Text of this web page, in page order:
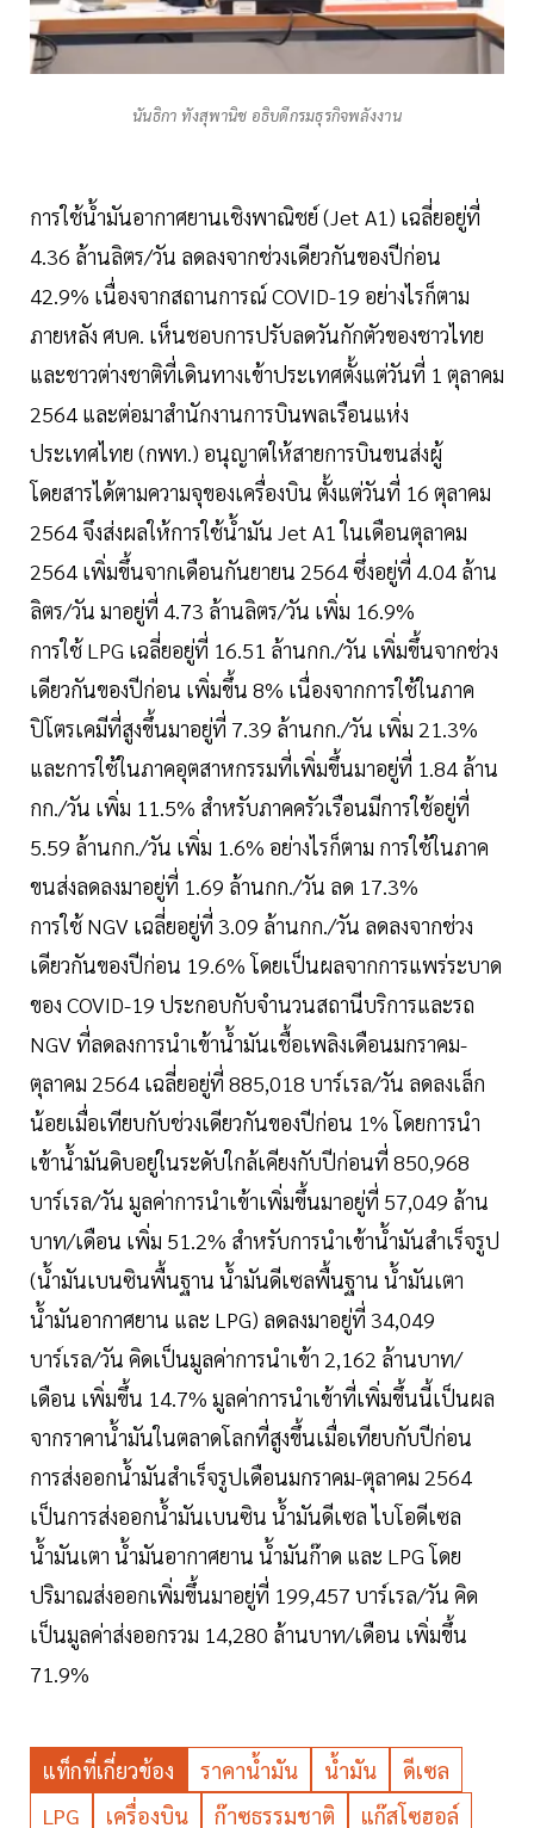
นันธิกา ทังสุพานิช อธิบดีกรมธุรกิจพลังงาน
การใช้น้ำมันอากาศยานเชิงพาณิชย์ (Jet A1) เฉลี่ยอยู่ที่
4.36 ล้านลิตร/วัน ลดลงจากช่วงเดียวกันของปีก่อน
42.9% เนื่องจากสถานการณ์ COVID-19 อย่างไรก็ตาม
ภายหลัง ศบค. เห็นชอบการปรับลดวันกักตัวของชาวไทย
และชาวต่างชาติที่เดินทางเข้าประเทศตั้งแต่วันที่ 1 ตุลาคม
2564 และต่อมาสำนักงานการบินพลเรือนแห่ง
ประเทศไทย (กพท.) อนุญาตให้สายการบินขนส่งผู้
โดยสารได้ตามความจุของเครื่องบิน ตั้งแต่วันที่ 16 ตุลาคม
2564 จึงส่งผลให้การใช้น้ำมัน Jet A1 ในเดือนตุลาคม
2564 เพิ่มขึ้นจากเดือนกันยายน 2564 ซึ่งอยู่ที่ 4.04 ล้าน
ลิตร/วัน มาอยู่ที่ 4.73 ล้านลิตร/วัน เพิ่ม 16.9%
การใช้ LPG เฉลี่ยอยู่ที่ 16.51 ล้านกก./วัน เพิ่มขึ้นจากช่วง
เดียวกันของปีก่อน เพิ่มขึ้น 8% เนื่องจากการใช้ในภาค
ปิโตรเคมีที่สูงขึ้นมาอยู่ที่ 7.39 ล้านกก./วัน เพิ่ม 21.3%
และการใช้ในภาคอุตสาหกรรมที่เพิ่มขึ้นมาอยู่ที่ 1.84 ล้าน
กก./วัน เพิ่ม 11.5% สำหรับภาคครัวเรือนมีการใช้อยู่ที่
5.59 ล้านกก./วัน เพิ่ม 1.6% อย่างไรก็ตาม การใช้ในภาค
ขนส่งลดลงมาอยู่ที่ 1.69 ล้านกก./วัน ลด 17.3%
การใช้ NGV เฉลี่ยอยู่ที่ 3.09 ล้านกก./วัน ลดลงจากช่วง
เดียวกันของปีก่อน 19.6% โดยเป็นผลจากการแพร่ระบาด
ของ COVID-19 ประกอบกับจำนวนสถานีบริการและรถ
NGV ที่ลดลงการนำเข้าน้ำมันเชื้อเพลิงเดือนมกราคม-
ตุลาคม 2564 เฉลี่ยอยู่ที่ 885,018 บาร์เรล/วัน ลดลงเล็ก
น้อยเมื่อเทียบกับช่วงเดียวกันของปีก่อน 1% โดยการนำ
เข้าน้ำมันดิบอยู่ในระดับใกล้เคียงกับปีก่อนที่ 850,968
บาร์เรล/วัน มูลค่าการนำเข้าเพิ่มขึ้นมาอยู่ที่ 57,049 ล้าน
บาท/เดือน เพิ่ม 51.2% สำหรับการนำเข้าน้ำมันสำเร็จรูป
(น้ำมันเบนซินพื้นฐาน น้ำมันดีเซลพื้นฐาน น้ำมันเตา
น้ำมันอากาศยาน และ LPG) ลดลงมาอยู่ที่ 34,049
บาร์เรล/วัน คิดเป็นมูลค่าการนำเข้า 2,162 ล้านบาท/
เดือน เพิ่มขึ้น 14.7% มูลค่าการนำเข้าที่เพิ่มขึ้นนี้เป็นผล
จากราคาน้ำมันในตลาดโลกที่สูงขึ้นเมื่อเทียบกับปีก่อน
การส่งออกน้ำมันสำเร็จรูปเดือนมกราคม-ตุลาคม 2564
เป็นการส่งออกน้ำมันเบนซิน น้ำมันดีเซล ไบโอดีเซล
น้ำมันเตา น้ำมันอากาศยาน น้ำมันก๊าด และ LPG โดย
ปริมาณส่งออกเพิ่มขึ้นมาอยู่ที่ 199,457 บาร์เรล/วัน คิด
เป็นมูลค่าส่งออกรวม 14,280 ล้านบาท/เดือน เพิ่มขึ้น
71.9%
แท็กที่เกี่ยวข้อง ราคาน้ำมัน น้ำมัน
ดีเซล
LPG
เครื่องบิน ก๊าซธรรมชาติ แก๊สโซฮอล์